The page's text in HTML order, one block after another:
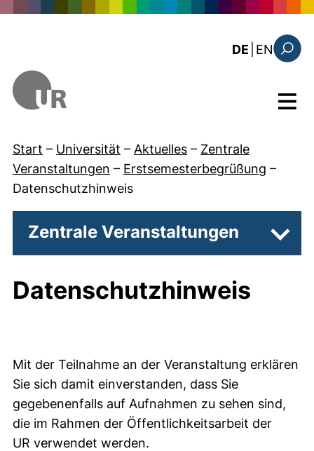
DE EN: the
Menü
Start – Universität – Aktuelles – Zentrale
Veranstaltungen – Erstsemesterbegrüßung –
Datenschutzhinweis
Zentrale Veranstaltungen
Datenschutzhinweis
Mit der Teilnahme an der Veranstaltung erklären
Sie sich damit einverstanden, dass Sie
gegebenenfalls auf Aufnahmen zu sehen sind,
die im Rahmen der Öffentlichkeitsarbeit der
UR verwendet werden.